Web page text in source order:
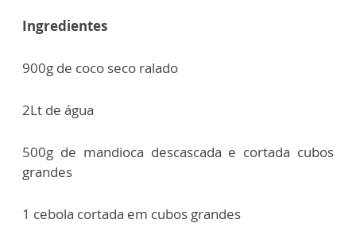
Ingredientes
900g de coco seco ralado
2Lt de água
500g de mandioca descascada e cortada cubos
grandes
1 cebola cortada em cubos grandes